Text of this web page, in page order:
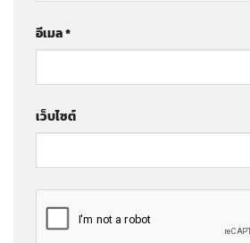
อีเมล*
เว็บไซต์